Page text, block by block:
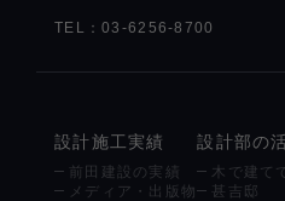
TEL：03-6256-8700
設計施工実績
前田建設の実績
メディア・出版物
設計部の
木で建て
甚吉邸